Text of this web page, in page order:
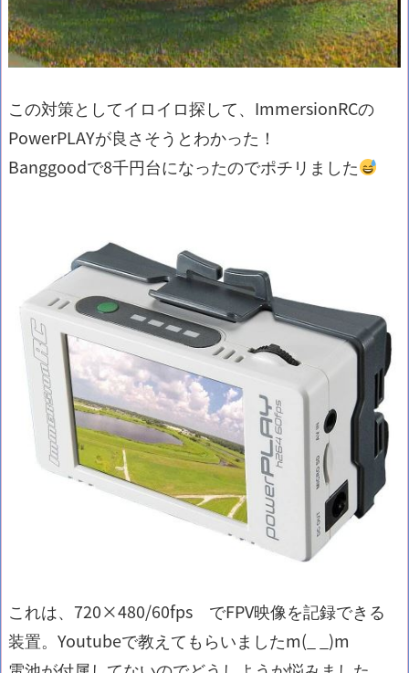
この対策としてイロイロ探して、ImmersionRCの
PowerPLAYが良さそうとわかった！
Banggoodで8千円台になったのでポチリました
これは、720×480/60fps でFPV映像を記録できる
装置。Youtubeで教えてもらいましたm(_ _)m